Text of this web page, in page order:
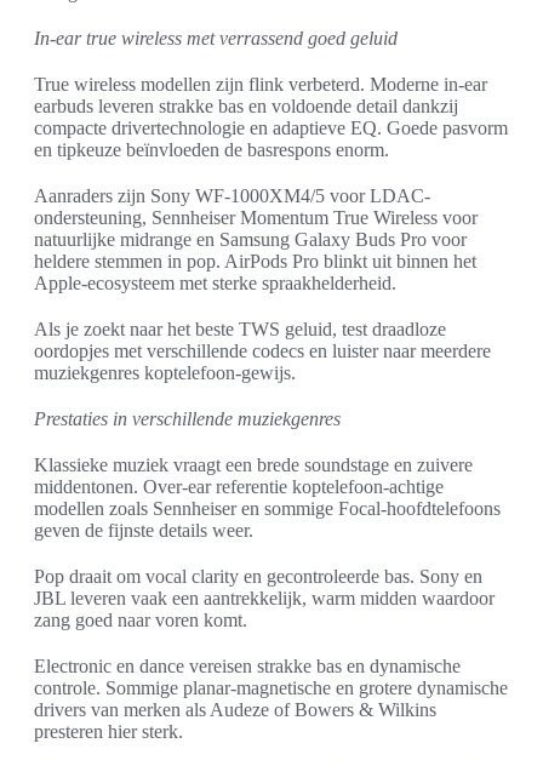
In-ear true wireless met verrassend goed geluid
True wireless modellen zijn flink verbeterd. Moderne in-ear
earbuds leveren strakke bas en voldoende detail dankzij
compacte drivertechnologie en adaptieve EQ. Goede pasvorm
en tipkeuze beïnvloeden de basrespons enorm.
Aanraders zijn Sony WF-1000XM4/5 voor LDAC-
ondersteuning, Sennheiser Momentum True Wireless voor
natuurlijke midrange en Samsung Galaxy Buds Pro voor
heldere stemmen in pop. AirPods Pro blinkt uit binnen het
Apple-ecosysteem met sterke spraakhelderheid.
Als je zoekt naar het beste TWS geluid, test draadloze
oordopjes met verschillende codecs en luister naar meerdere
muziekgenres koptelefoon-gewijs.
Prestaties in verschillende muziekgenres
Klassieke muziek vraagt een brede soundstage en zuivere
middentonen. Over-ear referentie koptelefoon-achtige
modellen zoals Sennheiser en sommige Focal-hoofdtelefoons
geven de fijnste details weer.
Pop draait om vocal clarity en gecontroleerde bas. Sony en
JBL leveren vaak een aantrekkelijk, warm midden waardoor
zang goed naar voren komt.
Electronic en dance vereisen strakke bas en dynamische
controle. Sommige planar-magnetische en grotere dynamische
drivers van merken als Audeze of Bowers & Wilkins
presteren hier sterk.